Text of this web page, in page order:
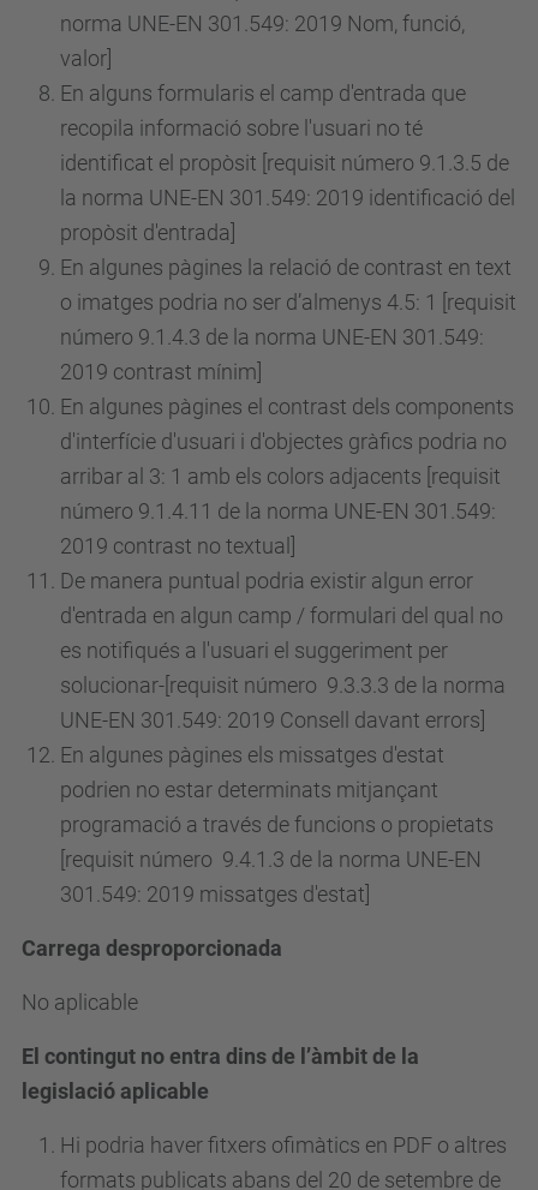
norma UNE-EN 301.549: 2019 Nom, funció,
valor]
En alguns formularis el camp d'entrada que
recopila informació sobre l'usuari no té
identificat el propòsit [requisit número 9.1.3.5 de
la norma UNE-EN 301.549: 2019 identificació del
propòsit d'entrada]
En algunes pàgines la relació de contrast en text
o imatges podria no ser d’almenys 4.5: 1 [requisit
número 9.1.4.3 de la norma UNE-EN 301.549:
2019 contrast mínim]
En algunes pàgines el contrast dels components
d'interfície d'usuari i d'objectes gràfics podria no
arribar al 3: 1 amb els colors adjacents [requisit
número 9.1.4.11 de la norma UNE-EN 301.549:
2019 contrast no textual]
De manera puntual podria existir algun error
d'entrada en algun camp / formulari del qual no
es notifiqués a l'usuari el suggeriment per
solucionar-[requisit número 9.3.3.3 de la norma
UNE-EN 301.549: 2019 Consell davant errors]
En algunes pàgines els missatges d'estat
podrien no estar determinats mitjançant
programació a través de funcions o propietats
[requisit número 9.4.1.3 de la norma UNE-EN
301.549: 2019 missatges d'estat]
Carrega desproporcionada
No aplicable
El contingut no entra dins de l’àmbit de la
legislació aplicable
Hi podria haver fitxers ofimàtics en PDF o altres
formats publicats abans del 20 de setembre de